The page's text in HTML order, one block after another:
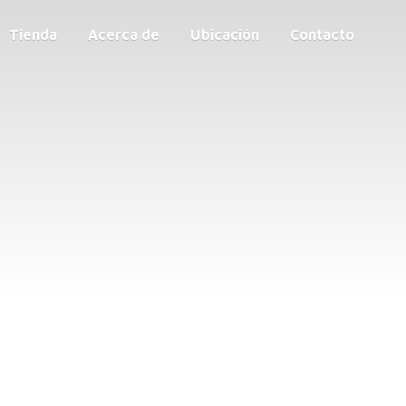
Tienda Acerca de Ubicación Contacto